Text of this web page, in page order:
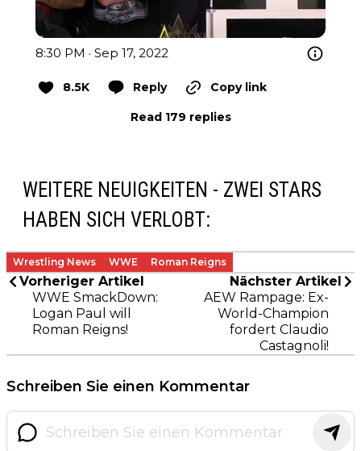
8:30 PM · Sep 17, 2022
8.5K Reply Copy link
Read 179 replies
WEITERE NEUIGKEITEN - ZWEI STARS
HABEN SICH VERLOBT:
Wrestling News WWE Roman Reigns
Vorheriger Artikel
WWE SmackDown:
Logan Paul will
Roman Reigns!
Nächster Artikel
AEW Rampage: Ex-
World-Champion
fordert Claudio
Castagnoli!
Schreiben Sie einen Kommentar